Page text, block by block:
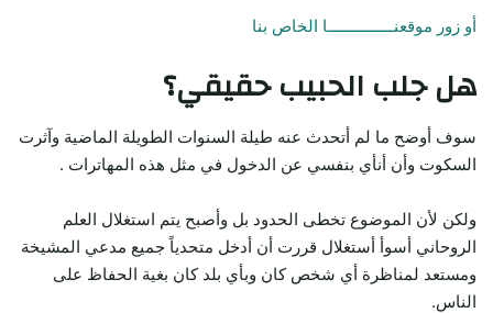
أو زور موقعنـــــــــــــــا الخاص بنا
هل جلب الحبيب حقيقي؟
سوف أوضح ما لم أتحدث عنه طيلة السنوات الطويلة الماضية وآثرت
السكوت وأن أنأي بنفسي عن الدخول في مثل هذه المهاترات .
ولكن لأن الموضوع تخطى الحدود بل وأصبح يتم استغلال العلم
الروحاني أسوأ أستغلال قررت أن أدخل متحدياً جميع مدعي المشيخة
ومستعد لمناظرة أي شخص كان وبأي بلد كان بغية الحفاظ على
الناس.